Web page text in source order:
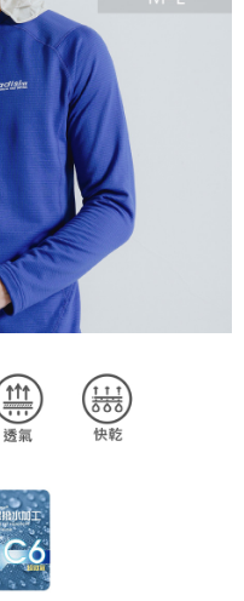
監護人之同意方可使用
起之損失，本公司不負相關責
別帳號之用戶狀況，依本公司即
之情形，本公司將視審查結果
冊。若發現惡意使用之情形，
用額度並採取法律行動。